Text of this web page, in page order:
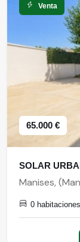
Venta
65.000 €
SOLAR
Manises,
0 habitaciones